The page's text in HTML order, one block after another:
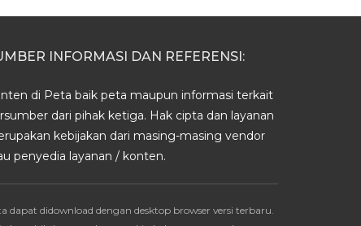
INFORMASI DAN REFERENSI:
di Peta baik peta maupun informasi terkait
dari pihak ketiga. Hak cipta dan layanan
kebijakan dari masing-masing vendor
penyedia layanan / konten.
dapat didownload dengan desktop browser versi terbaru.